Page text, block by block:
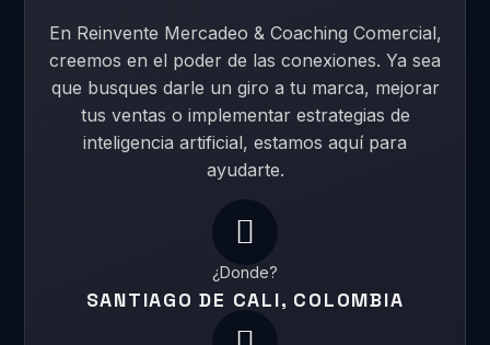
En Reinvente Mercadeo & Coaching Comercial,
creemos en el poder de las conexiones. Ya sea
que busques darle un giro a tu marca, mejorar
tus ventas o implementar estrategias de
inteligencia artificial, estamos aquí para
ayudarte.
¿Donde?
SANTIAGO DE CALI, COLOMBIA